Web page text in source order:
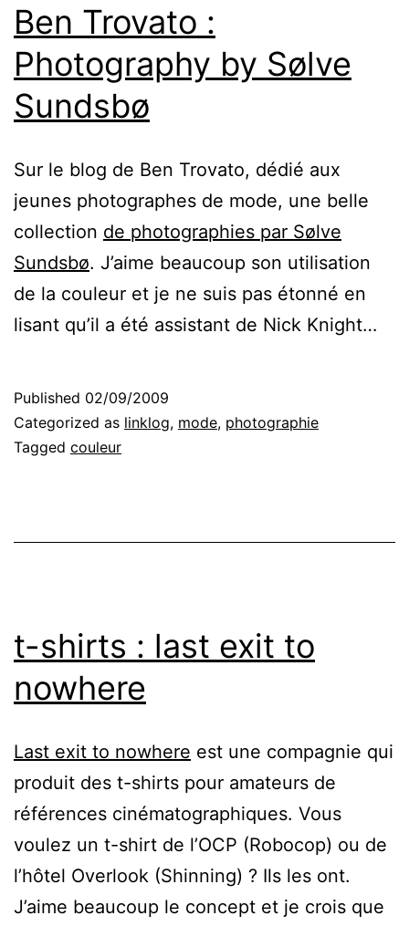
Ben Trovato :
Photography by Sølve
Sundsbø
Sur le blog de Ben Trovato, dédié aux
jeunes photographes de mode, une belle
collection de photographies par Sølve
Sundsbø. J’aime beaucoup son utilisation
de la couleur et je ne suis pas étonné en
lisant qu’il a été assistant de Nick Knight…
Published 02/09/2009
Categorized as linklog, mode, photographie
Tagged couleur
t-shirts : last exit to
nowhere
Last exit to nowhere est une compagnie qui
produit des t-shirts pour amateurs de
références cinématographiques. Vous
voulez un t-shirt de l’OCP (Robocop) ou de
l’hôtel Overlook (Shinning) ? Ils les ont.
J’aime beaucoup le concept et je crois que